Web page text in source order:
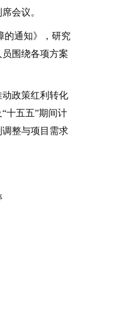
会议。
通知》，研究
围绕各项方案
政策红利转化
十五五”期间计
整与项目需求